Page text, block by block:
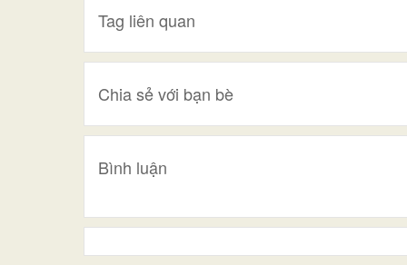
Tag liên quan
Chia sẻ với bạn bè
Bình luận